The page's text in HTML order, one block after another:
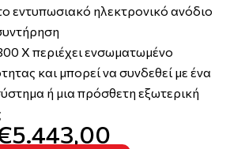
εντυπωσιακό ηλεκτρονικό ανόδιο
X περιέχει ενσωματωμένο
και μπορεί να συνδεθεί με ένα
ή μια πρόσθετη εξωτερική